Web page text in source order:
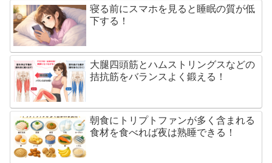
寝る前にスマホを見ると睡眠の質が低
下する！
大腿四頭筋とハムストリングスなどの
拮抗筋をバランスよく鍛える！
朝食にトリプトファンが多く含まれる
食材を食べれば夜は熟睡できる！